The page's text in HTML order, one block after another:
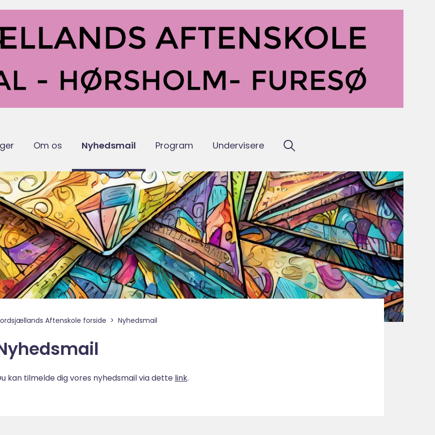
Om os Nyhedsmail Program Undervisere
Aftenskole forside Nyhedsmail
kan tilmelde dig vores nyhedsmail via dette link.